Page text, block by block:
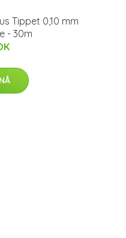
Tippet 0,10 mm
- 30m